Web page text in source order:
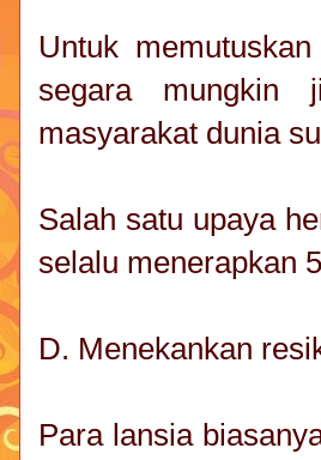
Untuk
segara mungkin
masyarakat dunia
Salah satu upaya
selalu menerapkan
D. Menekankan
Para lansia